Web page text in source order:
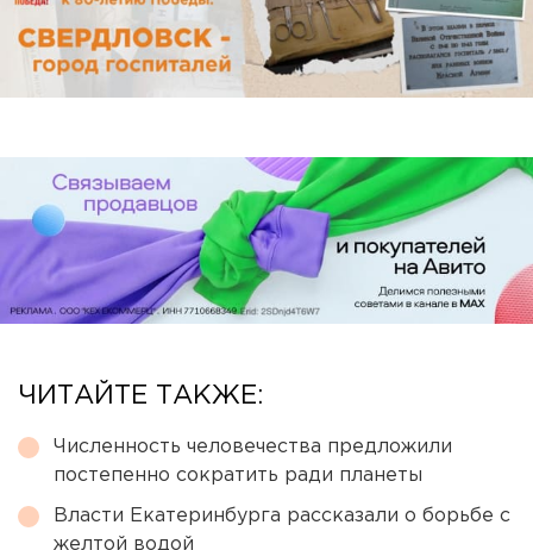
ЧИТАЙТЕ ТАКЖЕ:
Численность человечества предложили
постепенно сократить ради планеты
Власти Екатеринбурга рассказали о борьбе с
желтой водой